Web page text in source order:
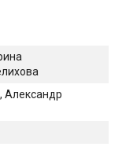
Александр